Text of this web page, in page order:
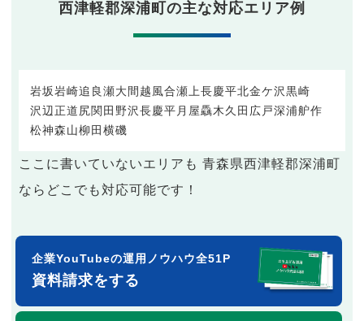
西津軽郡深浦町の主な対応エリア例
岩坂岩崎追良瀬大間越 風合瀬 上長慶平北金ケ沢黒崎
沢辺正道尻関田野沢長慶平 月屋驫木久田 広戸深浦舮作
松神森山柳田横磯
ここに書いていないエリアも 青森県西津軽郡深浦町
ならどこでも対応可能です！
企業YouTubeの運用ノウハウ全51P
資料請求をする